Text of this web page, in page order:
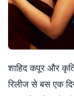
शाहिद कपूर और
रिलीज से बस एक